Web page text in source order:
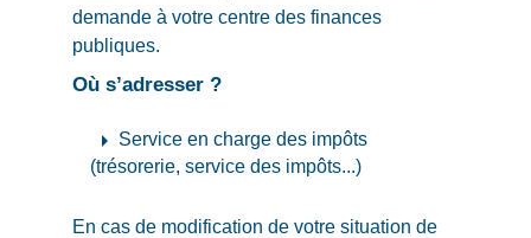
demande à votre centre des finances
publiques.
Où s’adresser ?
arrow_right Service en charge des impôts
(trésorerie, service des impôts...)
En cas de modification de votre situation de